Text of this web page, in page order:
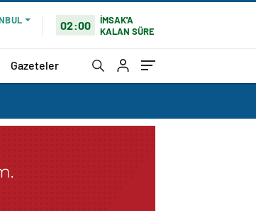
02:00
İMSAK'A
KALAN SÜRE
Gazeteler